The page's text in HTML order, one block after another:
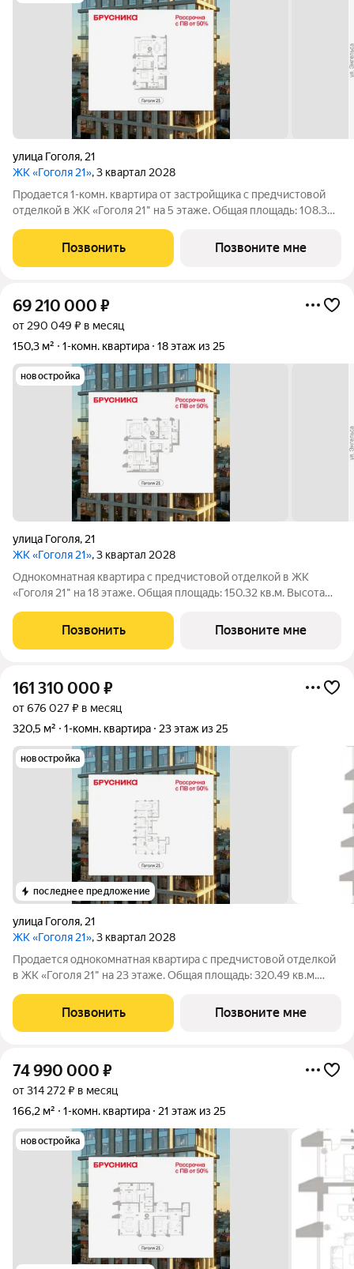
улица Гоголя, 21
ЖК «Гоголя 21», 3 квартал 2028
Продается 1-комн. квартира от застройщика с предчистовой
отделкой в ЖК «Гоголя 21" на 5 этаже. Общая площадь: 108.3
42 кв.м. Квартира угловая, идеально подойдет любителям
тишины и
Позвонить Позвоните мне
69 210 000 ₽
от 290 049 ₽ в месяц
150,3 м²
1-комн. квартира 18 этаж из 25
новостройка
улица Гоголя, 21
ЖК «Гоголя 21», 3 квартал 2028
Однокомнатная квартира с предчистовой отделкой в ЖК
«Гоголя 21" на 18 этаже. Общая площадь: 150.32 кв.м. Высота
в проекте Гоголя 21. Особенности планировки: окна в пол,
панорамное
Позвонить Позвоните мне
161 310 000 ₽
от 676 027 ₽ в месяц
320,5 м²
1-комн. квартира 23 этаж из 25
новостройка
последнее предложение
улица Гоголя, 21
ЖК «Гоголя 21», 3 квартал 2028
Продается однокомнатная квартира с предчистовой отделкой
в ЖК «Гоголя 21" на 23 этаже. Общая площадь: 320.49 кв.м.
спальней в проекте Гоголя 21. Особенности планировки: окна в
пол, панорамное
Позвонить Позвоните мне
74 990 000 ₽
от 314 272 ₽ в месяц
166,2 м²
1-комн. квартира 21 этаж из 25
новостройка